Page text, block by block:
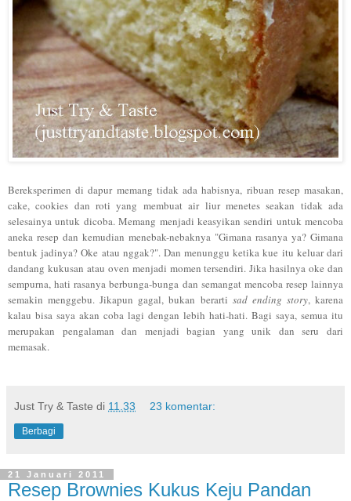
Bereksperimen di dapur memang tidak ada habisnya, ribuan resep masakan,
cake, cookies dan roti yang membuat air liur menetes seakan tidak ada
selesainya untuk dicoba. Memang menjadi keasyikan sendiri untuk mencoba
aneka resep dan kemudian menebak-nebaknya "Gimana rasanya ya? Gimana
bentuk jadinya? Oke atau nggak?". Dan menunggu ketika kue itu keluar dari
dandang kukusan atau oven menjadi momen tersendiri. Jika hasilnya oke dan
sempurna, hati rasanya berbunga-bunga dan semangat mencoba resep lainnya
semakin menggebu. Jikapun gagal, bukan berarti sad ending story, karena
kalau bisa saya akan coba lagi dengan lebih hati-hati. Bagi saya, semua itu
merupakan pengalaman dan menjadi bagian yang unik dan seru dari
memasak.
Just Try & Taste di 11.33 23 komentar:
Berbagi
21 Januari 2011
Resep Brownies Kukus Keju Pandan